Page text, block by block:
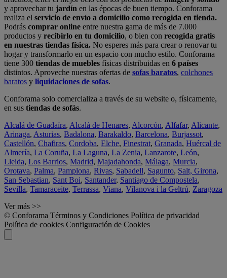
y aprovechar tu jardín en las épocas de buen tiempo. Conforama
realiza el servicio de envío a domicilio como recogida en tienda.
Podrás comprar online entre nuestra gama de más de 7.000
productos y recibirlo en tu domicilio, o bien con recogida gratis
en nuestras tiendas física. No esperes más para crear o renovar tu
hogar y transformarlo en un espacio con mucho estilo. Conforama
tiene 300 tiendas de muebles físicas distribuidas en 6 países
distintos. Aproveche nuestras ofertas de sofas baratos, colchones
baratos y liquidaciones de sofas.
Conforama solo comercializa a través de su website o, físicamente,
en sus tiendas de sofás.
Alcalá de Guadaíra, Alcalá de Henares, Alcorcón, Alfafar, Alicante,
Arinaga, Asturias, Badalona, Barakaldo, Barcelona, Burjassot,
Castellón, Chafiras, Cordoba, Elche, Finestrat, Granada, Huércal de
Almería, La Coruña, La Laguna, La Zenia, Lanzarote, León,
Lleida, Los Barrios, Madrid, Majadahonda, Málaga, Murcia,
Orotava, Palma, Pamplona, Rivas, Sabadell, Sagunto, Salt, Girona,
San Sebastian, Sant Boi, Santander, Santiago de Compostela,
Sevilla, Tamaraceite, Terrassa, Viana, Vilanova i la Geltrú, Zaragoza
Ver más >>
© Conforama Términos y Condiciones Política de privacidad
Política de cookies Configuración de Cookies